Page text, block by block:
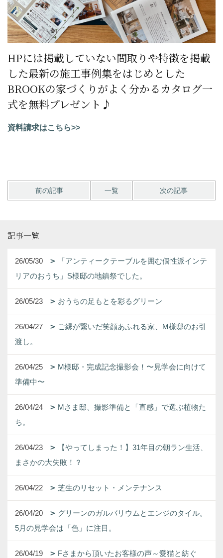
HPには掲載していない間取りや特徴を掲載
した最新の施工事例集をはじめとした
BROOKの家づくりがよく分かるカタログ一
式を無料プレゼント♪
資料請求はこちら>>
前の記事 一覧 次の記事
記事一覧
26/05/30
「アンティークテーブルを囲む個性派インテ
リアのおうち」S様邸の地鎮祭でした。
26/05/23 おうちの足もとを彩るグリーン
26/04/27
ご縁が繋いだ笑顔あふれる家、M様邸のお引
渡し。
26/04/25
M様邸・完成記念撮影会！〜見学会に向けて
準備中〜
26/04/24
Mさま邸、撮影準備と「直感」で選ぶ植物た
ち。
26/04/23
【やってしまった！】31年目の朝ラン生活、
まさかの大失敗！？
26/04/22 芝生のリセット・メンテナンス
26/04/20
グリーンのガルバリウムとエンジのタイル。
5月の見学会は「色」に注目。
26/04/19
Fさまから頂いたお客様の声～愛猫と紡ぐ